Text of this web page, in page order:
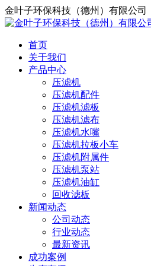
金叶子环保科技（德州）有限公司
首页
关于我们
产品中心
压滤机
压滤机配件
压滤机滤板
压滤机滤布
压滤机水嘴
压滤机拉板小车
压滤机附属件
压滤机泵站
压滤机油缸
回收滤板
新闻动态
公司动态
行业动态
最新资讯
成功案例